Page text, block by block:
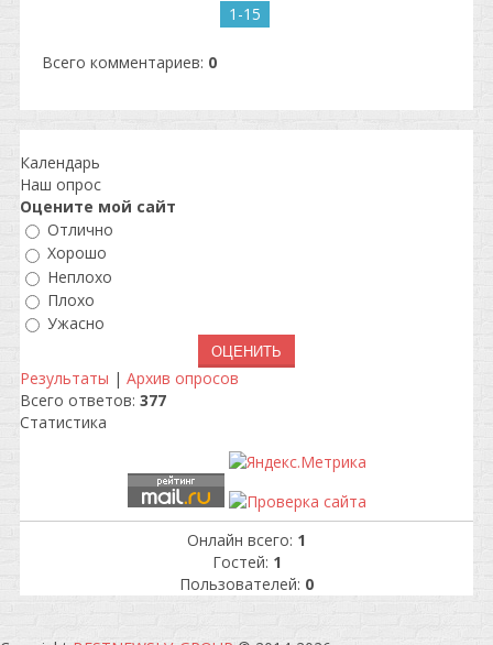
1-15
Всего комментариев: 0
Календарь
Наш опрос
Оцените мой сайт
Отлично
Хорошо
Неплохо
Плохо
Ужасно
Результаты | Архив опросов
Всего ответов: 377
Статистика
Онлайн всего: 1
Гостей: 1
Пользователей: 0